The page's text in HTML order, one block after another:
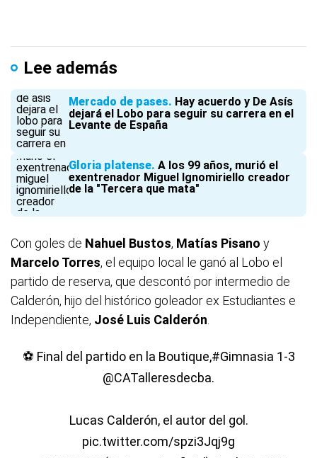
Lee además
Mercado de pases Hay acuerdo y De Asís
dejará el Lobo para seguir su carrera en el
Levante de España
Gloria platense A los 99 años, murió el
exentrenador Miguel Ignomiriello creador
de la "Tercera que mata"
Con goles de Nahuel Bustos, Matías Pisano y
Marcelo Torres, el equipo local le ganó al Lobo el
partido de reserva, que descontó por intermedio de
Calderón, hijo del histórico goleador ex Estudiantes e
Independiente, José Luis Calderón
⚽️ Final del partido en la Boutique,#Gimnasia 1-3
@CATalleresdecba.
Lucas Calderón, el autor del gol.
pic.twitter.com/spzi3Jqj9g